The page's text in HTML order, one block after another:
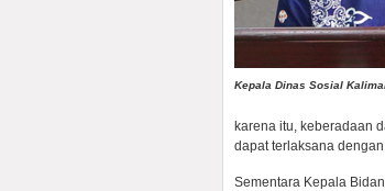
Kepala Dinas Sosial
karena itu, keberadaan
dapat terlaksana
Sementara Kepala